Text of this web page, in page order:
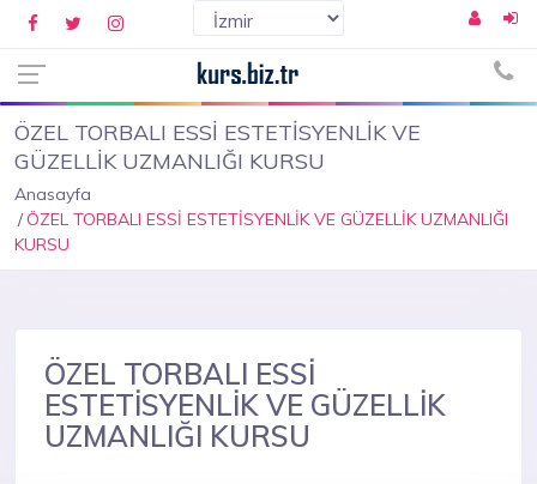
ÖZEL TORBALI ESSİ ESTETİSYENLİK VE
GÜZELLİK UZMANLIĞI KURSU
Anasayfa
ÖZEL TORBALI ESSİ ESTETİSYENLİK VE GÜZELLİK UZMANLIĞI
KURSU
ÖZEL TORBALI ESSİ
ESTETİSYENLİK VE GÜZELLİK
UZMANLIĞI KURSU